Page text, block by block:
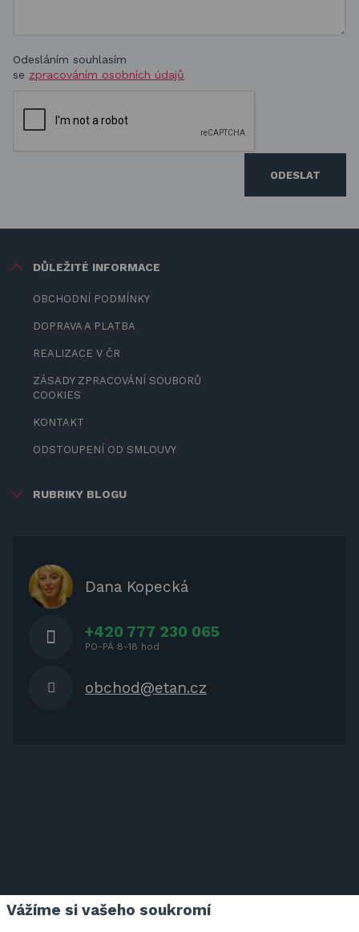
Odesláním souhlasím
se zpracováním osobních údajů
ODESLAT
DŮLEŽITÉ INFORMACE
OBCHODNÍ PODMÍNKY
DOPRAVA A PLATBA
REALIZACE V ČR
ZÁSADY ZPRACOVÁNÍ SOUBORŮ
COOKIES
KONTAKT
ODSTOUPENÍ OD SMLOUVY
RUBRIKY BLOGU
OCHRANNÉ KRYTY NA ZAHRADNÍ
NÁBYTEK
Dana Kopecká
+420 777 230 065
PO-PÁ 8-18 hod
obchod@etan.cz
Vážíme si vašeho soukromí